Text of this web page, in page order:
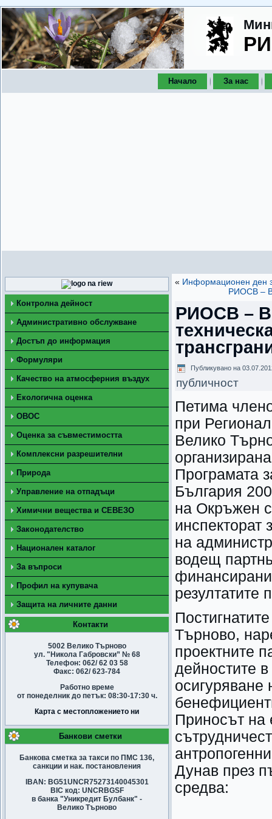
Начало За нас
Контролна дейност
Административно обслужване
Достъп до информация
Формуляри
Качество на атмосферния въздух
Екологична оценка
ОВОС
Оценка за съвместимостта
Комплексни разрешителни
Природа
Управление на отпадъци
Химични вещества и СЕВЕЗО
Законодателство
Национален каталог
За въпроси
Профил на купувача
Защита на личните данни
Контакти
5002 Велико Търново
ул. "Никола Габровски” № 68
Телефон: 062/ 62 03 58
Факс: 062/ 623-784
Работно време
от понеделник до петък: 08:30-17:30 ч.
Карта с местопложението ни
Банкови сметки
Банкова сметка за такси по ПМС 136,
санкции и нак. постановления
IBAN: BG51UNCR75273140045301
BIC код: UNCRBGSF
в банка "Уникредит Булбанк" -
Велико Търново
« Информационен ден
РИОСВ –
РИОСВ –
Публикувано на
публичност
Петима
при
Велико
Програмата
България
на Окръжен
инспекторат
на
водещ
резултатите
Търново,
проектните
дейностите
осигуряване
Приносът на
Дунав през
средва: